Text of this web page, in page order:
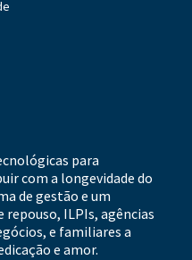
para
com a longevidade do
de gestão e um
ILPIs, agências
e familiares a
e amor.